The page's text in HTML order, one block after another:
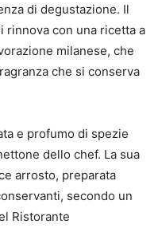
di degustazione. Il
rinnova con una ricetta a
milanese, che
che si conserva
e profumo di spezie
dello chef. La sua
arrosto, preparata
secondo un
Ristorante